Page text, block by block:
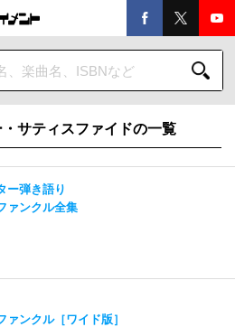
サティスファイドの一覧
ー弾き語り
ァンクル全集
ァンクル［ワイド版］